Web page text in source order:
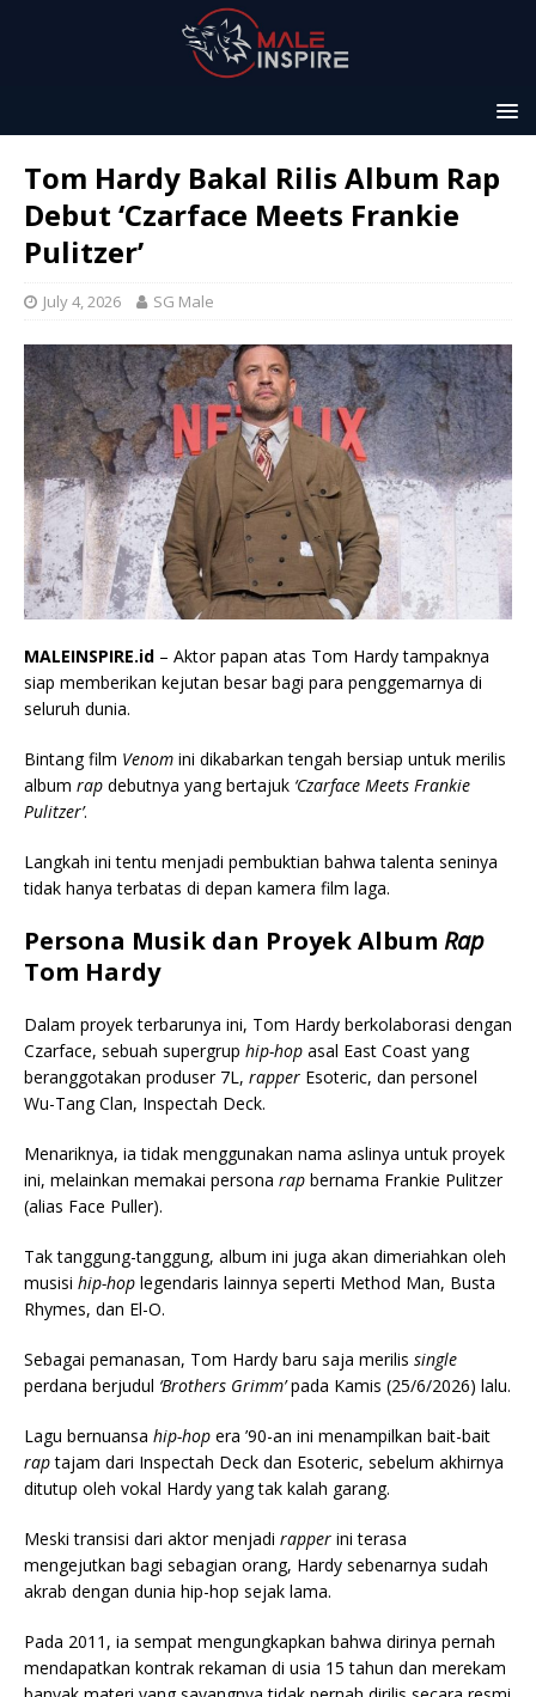
Tom Hardy Bakal Rilis Album Rap
Debut ‘Czarface Meets Frankie
Pulitzer’
July 4, 2026 SG Male
MALEINSPIRE.id – Aktor papan atas Tom Hardy tampaknya
siap memberikan kejutan besar bagi para penggemarnya di
seluruh dunia.
Bintang film Venom ini dikabarkan tengah bersiap untuk merilis
album rap debutnya yang bertajuk ‘Czarface Meets Frankie
Pulitzer’.
Langkah ini tentu menjadi pembuktian bahwa talenta seninya
tidak hanya terbatas di depan kamera film laga.
Persona Musik dan Proyek Album Rap
Tom Hardy
Dalam proyek terbarunya ini, Tom Hardy berkolaborasi dengan
Czarface, sebuah supergrup hip-hop asal East Coast yang
beranggotakan produser 7L, rapper Esoteric, dan personel
Wu-Tang Clan, Inspectah Deck.
Menariknya, ia tidak menggunakan nama aslinya untuk proyek
ini, melainkan memakai persona rap bernama Frankie Pulitzer
(alias Face Puller).
Tak tanggung-tanggung, album ini juga akan dimeriahkan oleh
musisi hip-hop legendaris lainnya seperti Method Man, Busta
Rhymes, dan El-O.
Sebagai pemanasan, Tom Hardy baru saja merilis single
perdana berjudul ‘Brothers Grimm’pada Kamis (25/6/2026) lalu.
Lagu bernuansa hip-hop era ’90-an ini menampilkan bait-bait
raptajam dari Inspectah Deck dan Esoteric, sebelum akhirnya
ditutup oleh vokal Hardy yang tak kalah garang.
Meski transisi dari aktor menjadi rapper ini terasa
mengejutkan bagi sebagian orang, Hardy sebenarnya sudah
akrab dengan dunia hip-hop sejak lama.
Pada 2011, ia sempat mengungkapkan bahwa dirinya pernah
mendapatkan kontrak rekaman di usia 15 tahun dan merekam